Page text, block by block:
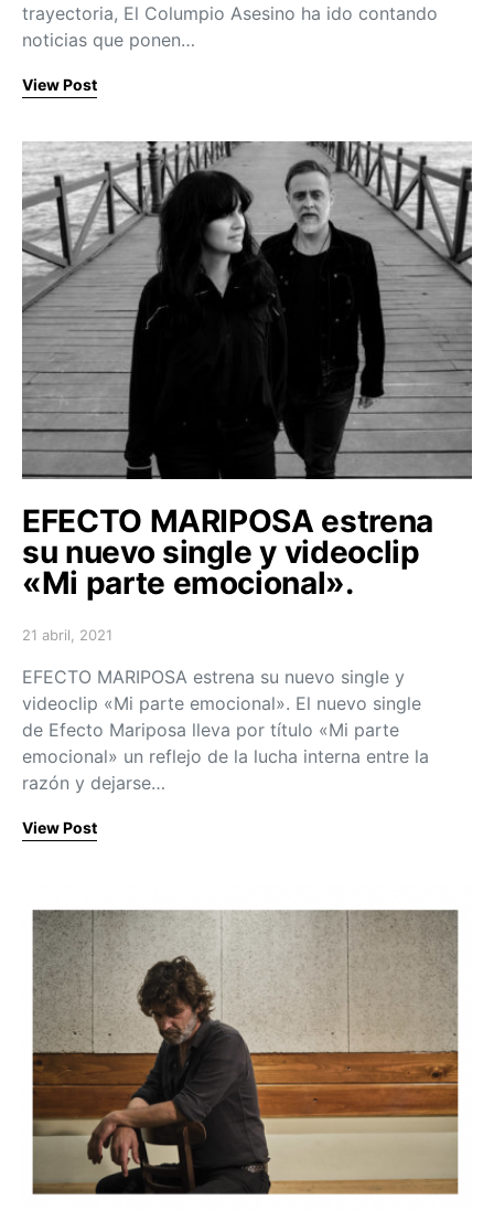
trayectoria, El Columpio Asesino ha ido contando
noticias que ponen…
View Post
EFECTO MARIPOSA estrena
su nuevo single y videoclip
«Mi parte emocional».
Posted on
21 abril, 2021
EFECTO MARIPOSA estrena su nuevo single y
videoclip «Mi parte emocional». El nuevo single
de Efecto Mariposa lleva por título «Mi parte
emocional» un reflejo de la lucha interna entre la
razón y dejarse…
View Post